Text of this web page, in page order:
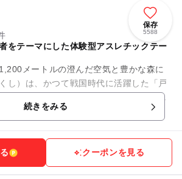
保存
5588
をテーマにした体験型アスレチックテー
メートルの澄んだ空気と豊かな森に
し）は、かつて戦国時代に活躍した「戸
知られています。そんな歴史あるこの地
き...続きをみる
クーポンを見る